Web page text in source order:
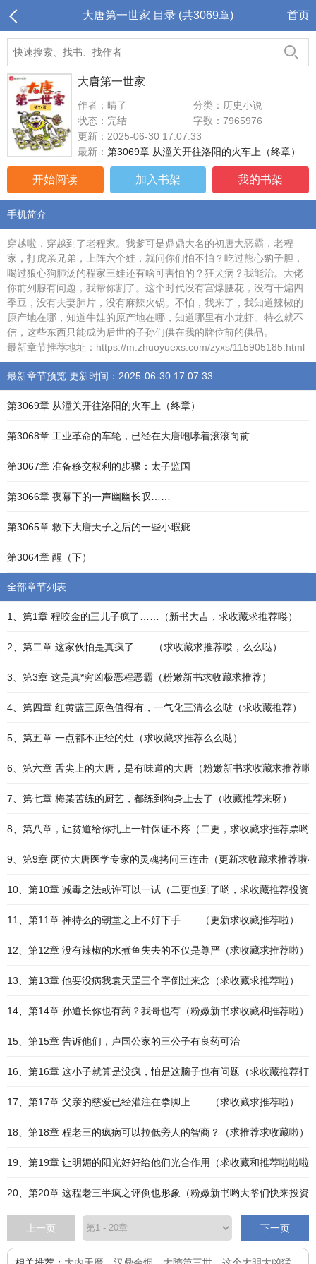
大唐第一世家 目录 (共3069章) 首页
大唐第一世家
作者：晴了
分类：历史小说
状态：完结
字数：7965976
更新：2025-06-30 17:07:33
最新： 第3069章 从潼关开往洛阳的火车上（终章）
开始阅读 加入书架 我的书架
手机简介
穿越啦，穿越到了老程家。我爹可是鼎鼎大名的初唐大恶霸，老程
家，打虎亲兄弟，上阵六个娃，就问你们怕不怕？吃过熊心豹子胆，
喝过狼心狗肺汤的程家三娃还有啥可害怕的？狂犬病？我能治。大佬
你前列腺有问题，我帮你割了。这个时代没有宫爆腰花，没有干煸四
季豆，没有夫妻肺片，没有麻辣火锅。不怕，我来了，我知道辣椒的
原产地在哪，知道牛娃的原产地在哪，知道哪里有小龙虾。特么就不
信，这些东西只能成为后世的子孙们供在我的牌位前的供品。
最新章节推荐地址：https://m.zhuoyuexs.com/zyxs/115905185.html
最新章节预览 更新时间：2025-06-30 17:07:33
第3069章 从潼关开往洛阳的火车上（终章）
第3068章 工业革命的车轮，已经在大唐咆哮着滚滚向前……
第3067章 准备移交权利的步骤：太子监国
第3066章 夜幕下的一声幽幽长叹……
第3065章 救下大唐天子之后的一些小瑕疵……
第3064章 醒（下）
全部章节列表
1、第1章 程咬金的三儿子疯了……（新书大吉，求收藏求推荐喽）
2、第二章 这家伙怕是真疯了……（求收藏求推荐喽，么么哒）
3、第3章 这是真*穷凶极恶程恶霸（粉嫩新书求收藏求推荐）
4、第四章 红黄蓝三原色值得有，一气化三清么么哒（求收藏推荐）
5、第五章 一点都不正经的灶（求收藏求推荐么么哒）
6、第六章 舌尖上的大唐，是有味道的大唐（粉嫩新书求收藏求推荐啦
7、第七章 梅某苦练的厨艺，都练到狗身上去了（收藏推荐来呀）
8、第八章，让贫道给你扎上一针保证不疼（二更，求收藏求推荐票哟
9、第9章 两位大唐医学专家的灵魂拷问三连击（更新求收藏求推荐啦
10、第10章 减毒之法或许可以一试（二更也到了哟，求收藏推荐投资
11、第11章 神特么的朝堂之上不好下手……（更新求收藏推荐啦）
12、第12章 没有辣椒的水煮鱼失去的不仅是尊严（求收藏求推荐啦）
13、第13章 他要没病我袁天罡三个字倒过来念（求收藏求推荐啦）
14、第14章 孙道长你也有药？我哥也有（粉嫩新书求收藏和推荐啦）
15、第15章 告诉他们，卢国公家的三公子有良药可治
16、第16章 这小子就算是没疯，怕是这脑子也有问题（求收藏推荐打
17、第17章 父亲的慈爱已经灌注在拳脚上……（求收藏求推荐啦）
18、第18章 程老三的疯病可以拉低旁人的智商？（求推荐求收藏啦）
19、第19章 让明媚的阳光好好给他们光合作用（求收藏和推荐啦啦啦
20、第20章 这程老三半疯之评倒也形象（粉嫩新书哟大爷们快来投资
上一页 下一页